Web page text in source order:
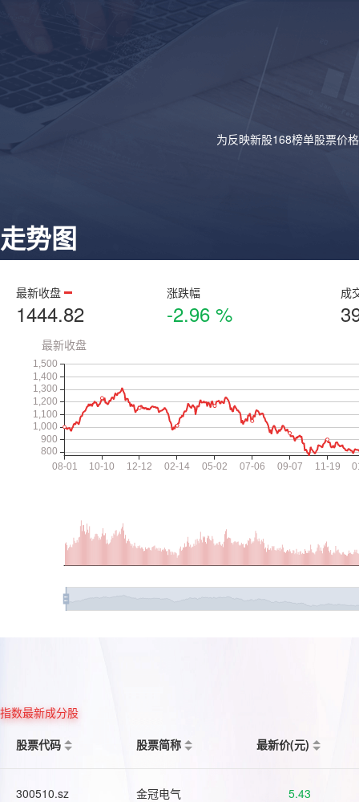
为反映新股168榜单股票价
走势图
最新收盘
1444.82
涨跌幅
-2.96 %
成
指数最新成分股
股票代码
股票简称 最新价(元)
300510.sz 金冠电气 5.43